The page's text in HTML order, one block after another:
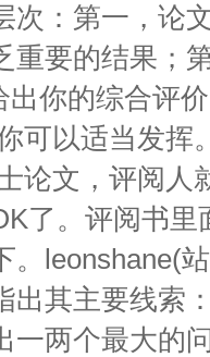
次：第一，论
重要的结果；
你的综合评
可以适当发挥
论文，评阅人
了。评阅书
。leonshane(
出其主要线索
一两个最大的